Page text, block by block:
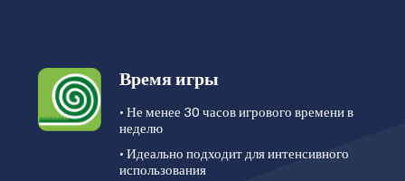
Время игры
• Не менее 30 часов игрового времени в
неделю
• Идеально подходит для интенсивного
использования